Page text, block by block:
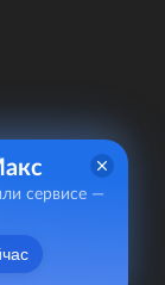
Сахалинской
сервисе —